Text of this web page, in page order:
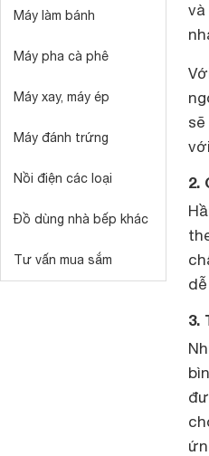
Máy làm bánh
Máy pha cà phê
Máy xay, máy ép
Máy đánh trứng
Nồi điện các loại
Đồ dùng nhà bếp khác
Tư vấn mua sắm
và
2.
3.